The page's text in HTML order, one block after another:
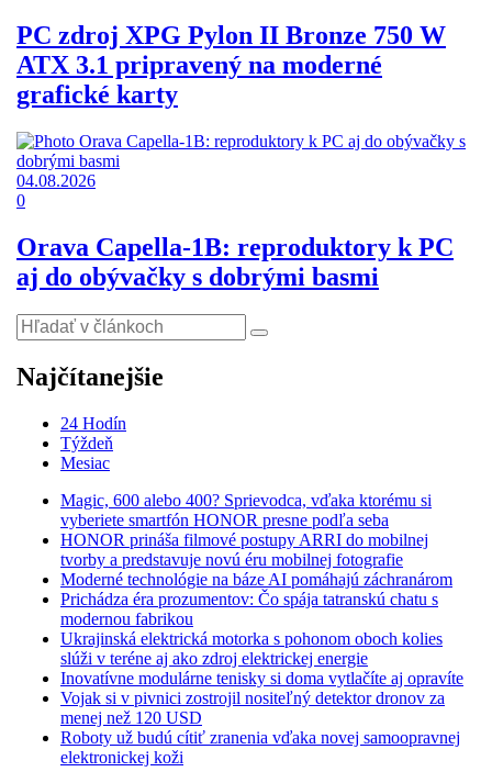
PC zdroj XPG Pylon II Bronze 750 W
ATX 3.1 pripravený na moderné
grafické karty
04.08.2026
0
Orava Capella-1B: reproduktory k PC
aj do obývačky s dobrými basmi
Najčítanejšie
24 Hodín
Týždeň
Mesiac
Magic, 600 alebo 400? Sprievodca, vďaka ktorému si
vyberiete smartfón HONOR presne podľa seba
HONOR prináša filmové postupy ARRI do mobilnej
tvorby a predstavuje novú éru mobilnej fotografie
Moderné technológie na báze AI pomáhajú záchranárom
Prichádza éra prozumentov: Čo spája tatranskú chatu s
modernou fabrikou
Ukrajinská elektrická motorka s pohonom oboch kolies
slúži v teréne aj ako zdroj elektrickej energie
Inovatívne modulárne tenisky si doma vytlačíte aj opravíte
Vojak si v pivnici zostrojil nositeľný detektor dronov za
menej než 120 USD
Roboty už budú cítiť zranenia vďaka novej samoopravnej
elektronickej koži